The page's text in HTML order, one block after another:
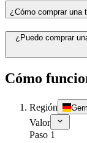
¿Cómo comprar una
¿Puedo comprar
Cómo
Región
Valor
Paso 1